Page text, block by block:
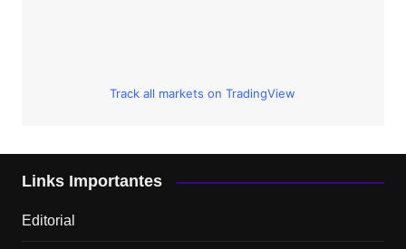
Track all markets on TradingView
Links Importantes
Editorial